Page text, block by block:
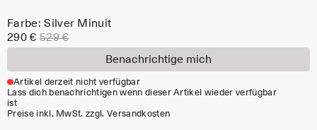
Farbe: Silver Minuit
290 € 529 €
Benachrichtige mich
Artikel derzeit nicht verfügbar
Lass dich benachrichtigen wenn dieser Artikel wieder verfügbar
ist
Preise inkl. MwSt. zzgl. Versandkosten